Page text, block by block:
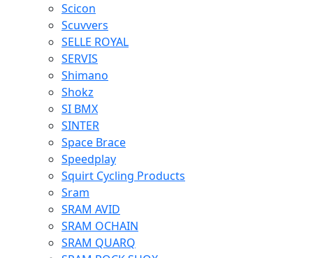
Scicon
Scuvvers
SELLE ROYAL
SERVIS
Shimano
Shokz
SI BMX
SINTER
Space Brace
Speedplay
Squirt Cycling Products
Sram
SRAM AVID
SRAM OCHAIN
SRAM QUARQ